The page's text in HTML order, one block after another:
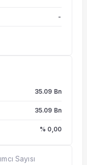
-
35.09 Bn
35.09 Bn
% 0,00
Sayısı